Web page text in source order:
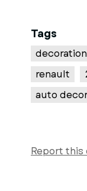
Tags
decoration
renault
auto
Report this